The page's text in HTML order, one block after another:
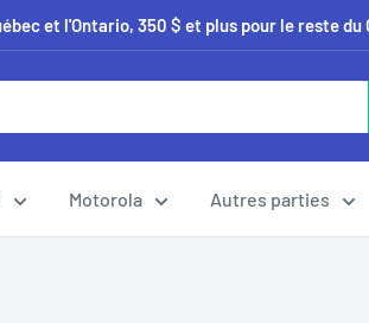
et l'Ontario, 350 $ et plus pour le reste du
Motorola Autres parties